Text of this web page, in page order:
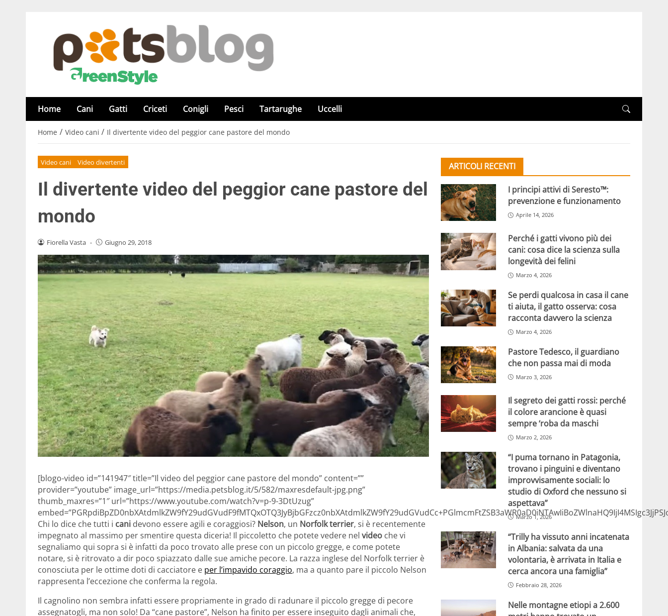
Home Cani Gatti Criceti Conigli Pesci Tartarughe Uccelli
Home / Video cani / Il divertente video del peggior cane pastore del mondo
Video cani Video divertenti
Il divertente video del peggior cane pastore del
mondo
Fiorella Vasta - Giugno 29, 2018
[blogo-video id=”141947″ title=”Il video del peggior cane pastore del mondo” content=””
provider=”youtube” image_url=”https://media.petsblog.it/5/582/maxresdefault-jpg.png”
thumb_maxres=”1″ url=”https://www.youtube.com/watch?v=p-9-3DtUzug”
Chi lo dice che tutti i cani devono essere agili e coraggiosi? Nelson, un Norfolk terrier, si è recentemente
impegnato al massimo per smentire questa diceria! Il piccoletto che potete vedere nel video che vi
segnaliamo qui sopra si è infatti da poco trovato alle prese con un piccolo gregge, e come potete
notare, si è ritrovato a dir poco spiazzato dalle sue amiche pecore. La razza inglese del Norfolk terrier è
conosciuta per le ottime doti di cacciatore e per l’impavido coraggio, ma a quanto pare il piccolo Nelson
rappresenta l’eccezione che conferma la regola.
Il cagnolino non sembra infatti essere propriamente in grado di radunare il piccolo gregge di pecore
assegnatogli, ma non solo! Da “cane pastore”, Nelson ha finito per essere inseguito dagli animali che,
ARTICOLI RECENTI
I principi attivi di Seresto™:
prevenzione e funzionamento
Aprile 14, 2026
Perché i gatti vivono più dei
cani: cosa dice la scienza sulla
longevità dei felini
Marzo 4, 2026
Se perdi qualcosa in casa il cane
ti aiuta, il gatto osserva: cosa
racconta davvero la scienza
Marzo 4, 2026
Pastore Tedesco, il guardiano
che non passa mai di moda
Marzo 3, 2026
Il segreto dei gatti rossi: perché
il colore arancione è quasi
sempre ‘roba da maschi
Marzo 2, 2026
“I puma tornano in Patagonia,
trovano i pinguini e diventano
improvvisamente sociali: lo
studio di Oxford che nessuno si
aspettava”
Marzo 1, 2026
“Trilly ha vissuto anni incatenata
in Albania: salvata da una
volontaria, è arrivata in Italia e
cerca ancora una famiglia”
Febbraio 28, 2026
Nelle montagne etiopi a 2.600